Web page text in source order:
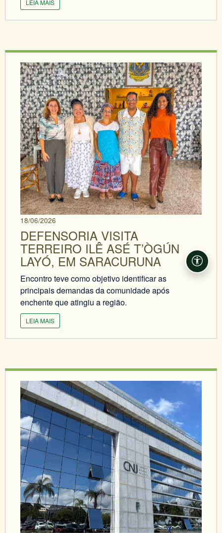
LEIA MAIS
18/06/2026
DEFENSORIA VISITA
TERREIRO ILÊ ASÉ T’ÒGÚN
LAYÓ, EM SARACURUNA
Encontro teve como objetivo identificar as
principais demandas da comunidade após
enchente que atingiu a região.
LEIA MAIS